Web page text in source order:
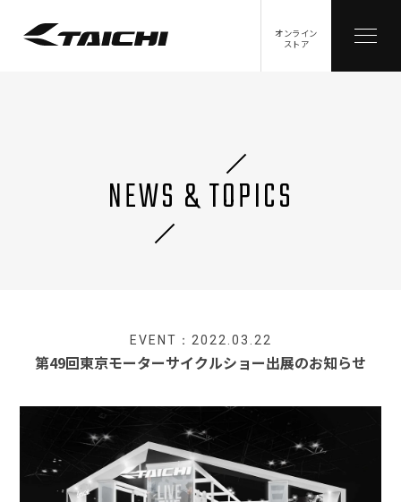
オンライン
ストア
NEWS & TOPICS
EVENT：2022.03.22
第49回東京モーターサイクルショー出展のお知らせ